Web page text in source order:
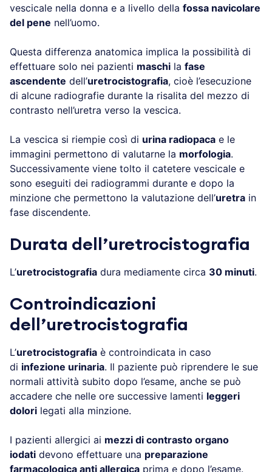
vescicale nella donna e a livello della fossa navicolare
del pene nell’uomo.
Questa differenza anatomica implica la possibilità di
effettuare solo nei pazienti maschi la fase
ascendente dell’uretrocistografia, cioè l’esecuzione
di alcune radiografie durante la risalita del mezzo di
contrasto nell’uretra verso la vescica.
La vescica si riempie così di urina radiopaca e le
immagini permettono di valutarne la morfologia.
Successivamente viene tolto il catetere vescicale e
sono eseguiti dei radiogrammi durante e dopo la
minzione che permettono la valutazione dell’uretra in
fase discendente.
Durata dell’uretrocistografia
L’uretrocistografia dura mediamente circa 30 minuti.
Controindicazioni
dell’uretrocistografia
L’uretrocistografia è controindicata in caso
di infezione urinaria. Il paziente può riprendere le sue
normali attività subito dopo l’esame, anche se può
accadere che nelle ore successive lamenti leggeri
dolori legati alla minzione.
I pazienti allergici ai mezzi di contrasto organo
iodati devono effettuare una preparazione
farmacologica anti allergica prima e dopo l’esame.